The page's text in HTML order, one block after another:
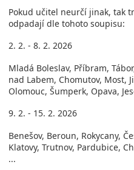
Pokud učitel neurčí jinak, tak
odpadají dle tohoto soupisu:
2. 2. - 8. 2. 2026
Mladá Boleslav, Příbram,
nad Labem, Chomutov, Most,
Olomouc, Šumperk, Opava,
9. 2. - 15. 2. 2026
Benešov, Beroun, Rokycany,
Klatovy, Trutnov, Pardubice,
...